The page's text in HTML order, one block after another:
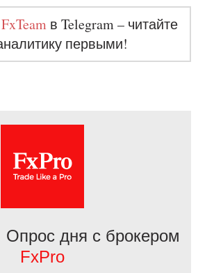
в Telegram – читайте
первыми!
Опрос дня с брокером
FxPro